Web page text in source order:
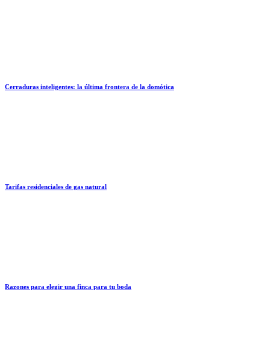
Cerraduras inteligentes: la última frontera de la domótica
Tarifas residenciales de gas natural
Razones para elegir una finca para tu boda